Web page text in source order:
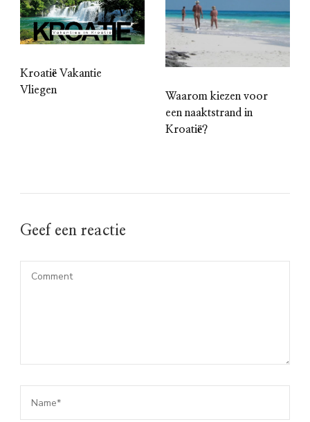
Kroatië Vakantie
Vliegen
Waarom kiezen voor
een naaktstrand in
Kroatië?
Geef een reactie